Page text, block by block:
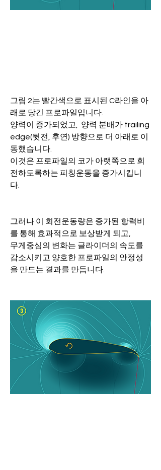
그림 2는 빨간색으로 표시된 C라인을 아
래로 당긴 프로파일입니다.
양력이 증가되었고,  양력 분배가 trailing
edge(뒷전, 후연) 방향으로 더 아래로 이
동했습니다.
이것은 프로파일의 코가 아랫쪽으로 회
전하도록하는 피칭운동을 증가시킵니
다.
그러나 이 회전운동량은 증가된 항력비
를 통해 효과적으로 보상받게 되고,
무게중심의 변화는 글라이더의 속도를
감소시키고 양호한 프로파일의 안정성
을 만드는 결과를 만듭니다.